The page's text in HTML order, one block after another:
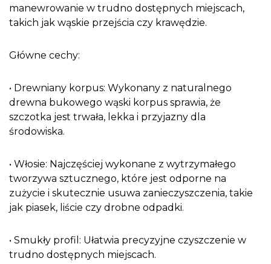
manewrowanie w trudno dostępnych miejscach,
takich jak wąskie przejścia czy krawędzie.
Główne cechy:
• Drewniany korpus: Wykonany z naturalnego
drewna bukowego wąski korpus sprawia, że
szczotka jest trwała, lekka i przyjazny dla
środowiska.
• Włosie: Najczęściej wykonane z wytrzymałego
tworzywa sztucznego, które jest odporne na
zużycie i skutecznie usuwa zanieczyszczenia, takie
jak piasek, liście czy drobne odpadki.
• Smukły profil: Ułatwia precyzyjne czyszczenie w
trudno dostępnych miejscach.